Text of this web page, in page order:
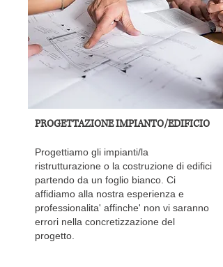
PROGETTAZIONE IMPIANTO/EDIFICIO
Progettiamo gli impianti/la
ristrutturazione o la costruzione di edifici
partendo da un foglio bianco. Ci
affidiamo alla nostra esperienza e
professionalita' affinche' non vi saranno
errori nella concretizzazione del
progetto.